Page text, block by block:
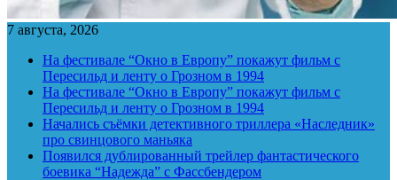
7 августа, 2026
На фестивале “Окно в Европу” покажут фильм с
Пересильд и ленту о Грозном в 1994
На фестивале “Окно в Европу” покажут фильм с
Пересильд и ленту о Грозном в 1994
Начались съёмки детективного триллера «Наследник»
про свинцового маньяка
Появился дублированный трейлер фантастического
боевика “Надежда” с Фассбендером